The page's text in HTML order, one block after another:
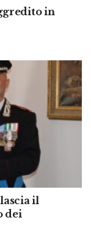
in
il
dei